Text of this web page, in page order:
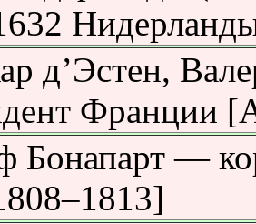
д’Эстен,
Франции
Бонапарт —